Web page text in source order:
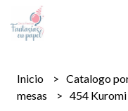
Inicio Catalogo
mesas
454